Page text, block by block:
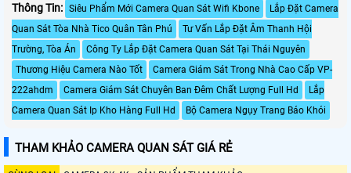
Thông Tin: Siêu Phẩm Mới Camera Quan Sát Wifi Kbone
Lắp Đặt Camera
Quan Sát Tòa Nhà Tico Quân Tân Phú
Tư Vấn Lắp Đặt Âm Thanh Hội
Trường, Tòa Án
Công Ty Lắp Đặt Camera Quan Sát Tại Thái Nguyên
Thương Hiệu Camera Nào Tốt
Camera Giám Sát Trong Nhà Cao Cấp VP-
222ahdm
Camera Giám Sát Chuyên Ban Đêm Chất Lượng Full Hd
Lắp
Camera Quan Sát Ip Kho Hàng Full Hd
Bộ Camera Ngụy Trang Báo Khói
THAM KHẢO CAMERA QUAN SÁT GIÁ RẺ